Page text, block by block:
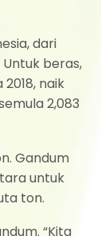
dari
beras,
naik
2,083
Gandum
untuk
ton.
“Kita